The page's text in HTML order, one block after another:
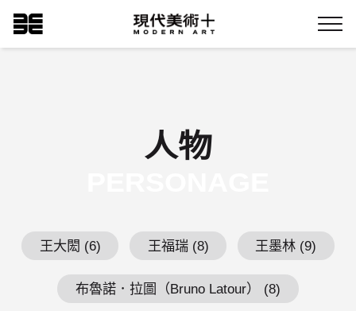
到
主
現代美術+Logo
Menu
人物
王大閎 (6) 王福瑞 (8) 王墨林 (9)
布魯諾．拉圖（Bruno Latour） (8)